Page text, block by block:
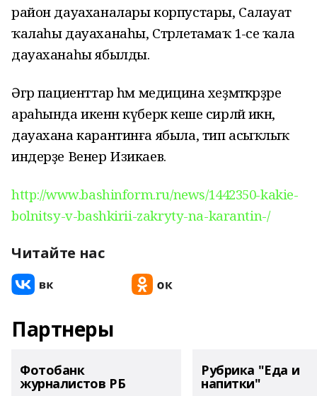
район дауаханалары корпустары, Салауат
ҡалаһы дауаханаһы, Стәрлетамаҡ 1-се ҡала
дауаханаһы ябылды.
Әгәр пациенттар һәм медицина хеҙмәткәрҙәре
араһында икенән күберәк кеше сирләй икән,
дауахана карантинға ябыла, тип асыҡлыҡ
индерҙе Венер Изикаев.
http://www.bashinform.ru/news/1442350-kakie-
bolnitsy-v-bashkirii-zakryty-na-karantin-/
Читайте нас
Партнеры
Фотобанк
журналистов РБ
Рубрика "Еда и
напитки"